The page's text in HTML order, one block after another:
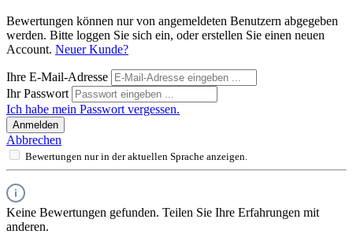
Bewertungen können nur von angemeldeten Benutzern abgegeben
werden. Bitte loggen Sie sich ein, oder erstellen Sie einen neuen
Account. Neuer Kunde?
Ihre E-Mail-Adresse
Ihr Passwort
Ich habe mein Passwort vergessen.
Anmelden
Abbrechen
Bewertungen nur in der aktuellen Sprache anzeigen.
Keine Bewertungen gefunden. Teilen Sie Ihre Erfahrungen mit
anderen.